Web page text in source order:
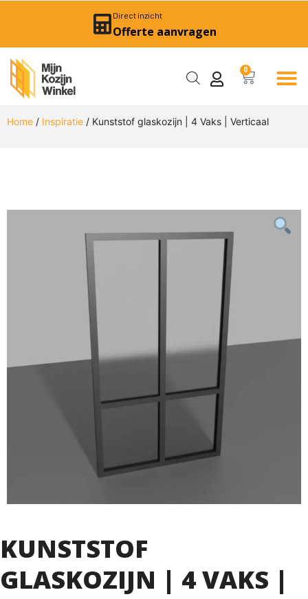
Direct inzicht
Offerte aanvragen
0
Home / Inspiratie / Kunststof glaskozijn | 4 Vaks | Verticaal
KUNSTSTOF
GLASKOZIJN | 4 VAKS |